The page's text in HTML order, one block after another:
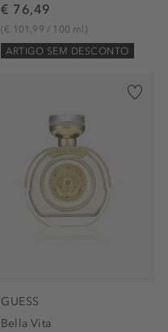
€ 76,49
(€ 101,99 / 100 ml)
ARTIGO SEM DESCONTO
GUESS
Bella Vita